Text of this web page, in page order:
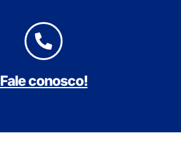
Fale conosco!